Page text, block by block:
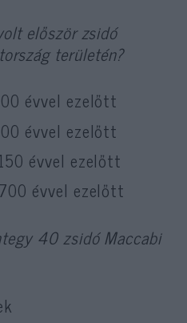
először zsidó
területén?
évvel ezelőtt
évvel ezelőtt
évvel ezelőtt
évvel ezelőtt
40 zsidó Maccabi